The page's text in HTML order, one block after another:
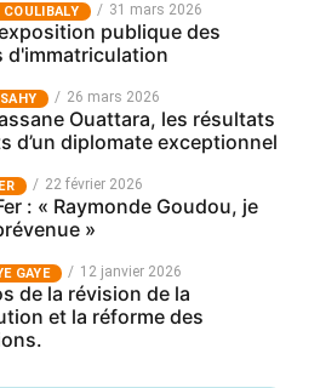
COULIBALY 31 mars 2026
publique des
d'immatriculation
26 mars 2026
Ouattara, les résultats
d’un diplomate exceptionnel
22 février 2026
: « Raymonde Goudou, je
»
GAYE 12 janvier 2026
de la révision de la
et la réforme des